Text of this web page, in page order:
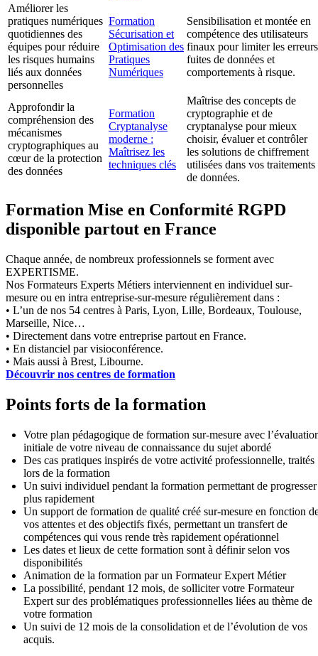
Améliorer les
pratiques numériques
quotidiennes des
équipes pour réduire
les risques humains
liés aux données
personnelles
Formation
Sécurisation et
Optimisation des
Pratiques
Numériques
Sensibilisation et montée en
compétence des utilisateurs
finaux pour limiter les
fuites de données et
comportements à risque.
Approfondir la
compréhension des
mécanismes
cryptographiques au
cœur de la protection
des données
Formation
Cryptanalyse
moderne :
Maîtrisez les
techniques clés
Maîtrise des concepts de
cryptographie et de
cryptanalyse pour mieux
choisir, évaluer et contrôler
les solutions de chiffrement
utilisées dans vos traitements
de données.
Formation Mise en Conformité RGPD
disponible partout en France
Chaque année, de nombreux professionnels se forment avec
EXPERTISME.
Nos Formateurs Experts Métiers interviennent en individuel sur-
mesure ou en intra entreprise-sur-mesure régulièrement dans :
• L’un de nos 54 centres à Paris, Lyon, Lille, Bordeaux, Toulouse,
Marseille, Nice…
• Directement dans votre entreprise partout en France.
• En distanciel par visioconférence.
• Mais aussi à Brest, Libourne.
Découvrir nos centres de formation
Points forts de la formation
Votre plan pédagogique de formation sur-mesure avec
initiale de votre niveau de connaissance du sujet abordé
Des cas pratiques inspirés de votre activité professionnelle, traités
lors de la formation
Un suivi individuel pendant la formation permettant de progresser
plus rapidement
Un support de formation de qualité créé sur-mesure en fonction
vos attentes et des objectifs fixés, permettant un transfert de
compétences qui vous rende très rapidement opérationnel
Les dates et lieux de cette formation sont à définir selon vos
disponibilités
Animation de la formation par un Formateur Expert Métier
La possibilité, pendant 12 mois, de solliciter votre Formateur
Expert sur des problématiques professionnelles liées au thème de
votre formation
Un suivi de 12 mois de la consolidation et de l’évolution de vos
acquis.